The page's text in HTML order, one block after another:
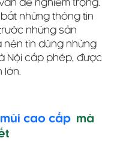
đề nghiêm trọng.
những thông tin
những sản
nên tin dùng những
Nội cấp phép, được
lớn.
cao cấp mà